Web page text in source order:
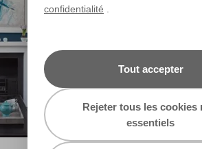
confidentialité
Tout accepter
Rejeter tous les cookies
essentiels